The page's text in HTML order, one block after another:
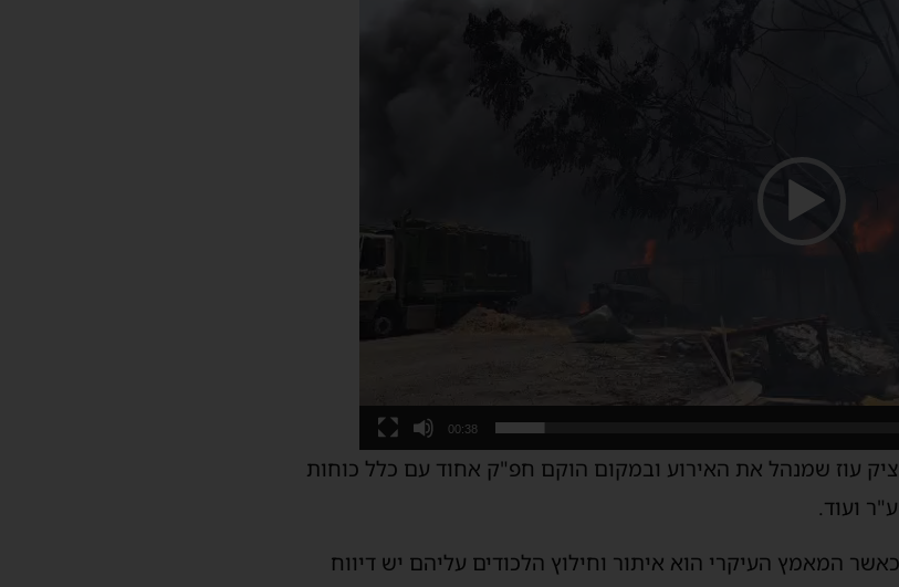
00:38
עוז שמנהל את האירוע ובמקום הוקם חפ"ק אחוד עם כלל כוחות
ועוד.
המאמץ העיקרי הוא איתור וחילוץ הלכודים עליהם יש דיווח